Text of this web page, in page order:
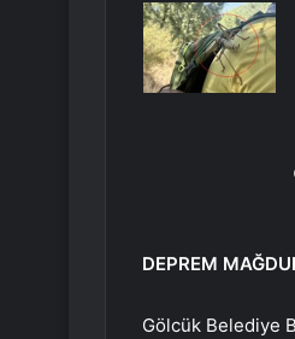
DEPREM
Gölcük Belediye